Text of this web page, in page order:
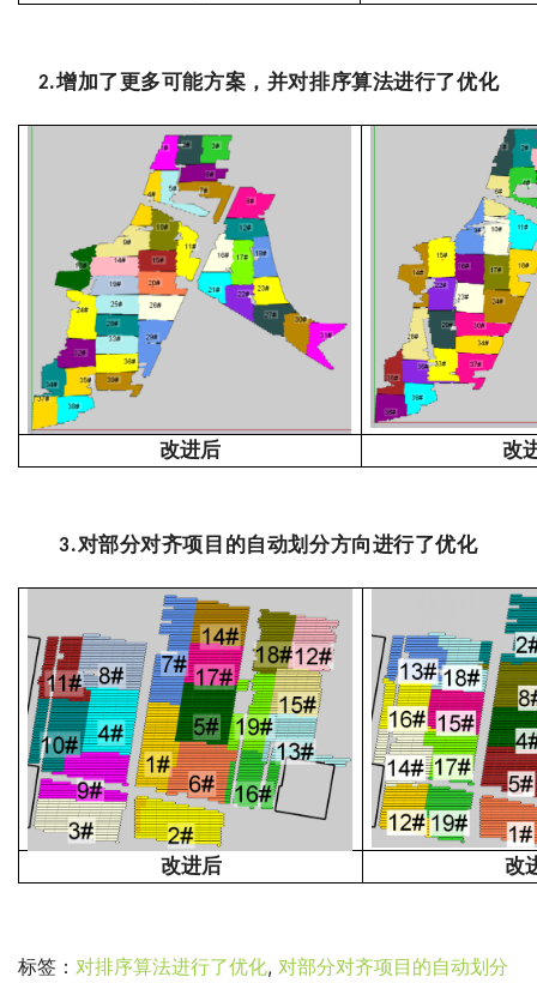
2.增加了更多可能方案，并对排序算法进行了优化
改进后 改
3.对部分对齐项目的自动划分方向进行了优化
改进后 改
标签： 对排序算法进行了优化, 对部分对齐项目的自动划分